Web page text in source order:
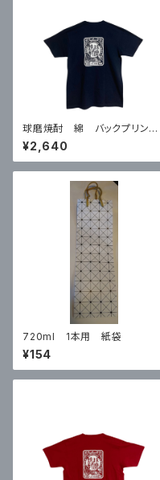
球磨焼酎 綿 バックプリントT
シャツ 紺 Mサイズ
¥2,640
720ml 1本用 紙袋
¥154